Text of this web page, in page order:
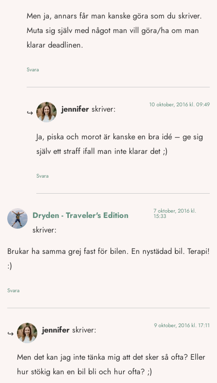
Men ja, annars får man kanske göra som du skriver.
Muta sig själv med något man vill göra/ha om man
klarar deadlinen.
Svara
jennifer skriver: 10 oktober, 2016 kl. 09:49
Ja, piska och morot är kanske en bra idé – ge sig
själv ett straff ifall man inte klarar det ;)
Svara
Dryden - Traveler's Edition
skriver:
7 oktober, 2016 kl.
15:33
Brukar ha samma grej fast för bilen. En nystädad bil. Terapi!
:)
Svara
jennifer skriver: 9 oktober, 2016 kl. 17:11
Men det kan jag inte tänka mig att det sker så ofta? Eller
hur stökig kan en bil bli och hur ofta? ;)